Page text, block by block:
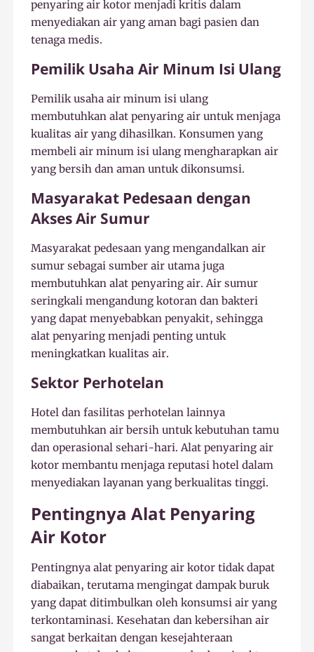
penyaring air kotor menjadi kritis dalam
menyediakan air yang aman bagi pasien dan
tenaga medis.
Pemilik Usaha Air Minum Isi Ulang
Pemilik usaha air minum isi ulang
membutuhkan alat penyaring air untuk menjaga
kualitas air yang dihasilkan. Konsumen yang
membeli air minum isi ulang mengharapkan air
yang bersih dan aman untuk dikonsumsi.
Masyarakat Pedesaan dengan
Akses Air Sumur
Masyarakat pedesaan yang mengandalkan air
sumur sebagai sumber air utama juga
membutuhkan alat penyaring air. Air sumur
seringkali mengandung kotoran dan bakteri
yang dapat menyebabkan penyakit, sehingga
alat penyaring menjadi penting untuk
meningkatkan kualitas air.
Sektor Perhotelan
Hotel dan fasilitas perhotelan lainnya
membutuhkan air bersih untuk kebutuhan tamu
dan operasional sehari-hari. Alat penyaring air
kotor membantu menjaga reputasi hotel dalam
menyediakan layanan yang berkualitas tinggi.
Pentingnya Alat Penyaring
Air Kotor
Pentingnya alat penyaring air kotor tidak dapat
diabaikan, terutama mengingat dampak buruk
yang dapat ditimbulkan oleh konsumsi air yang
terkontaminasi. Kesehatan dan kebersihan air
sangat berkaitan dengan kesejahteraan